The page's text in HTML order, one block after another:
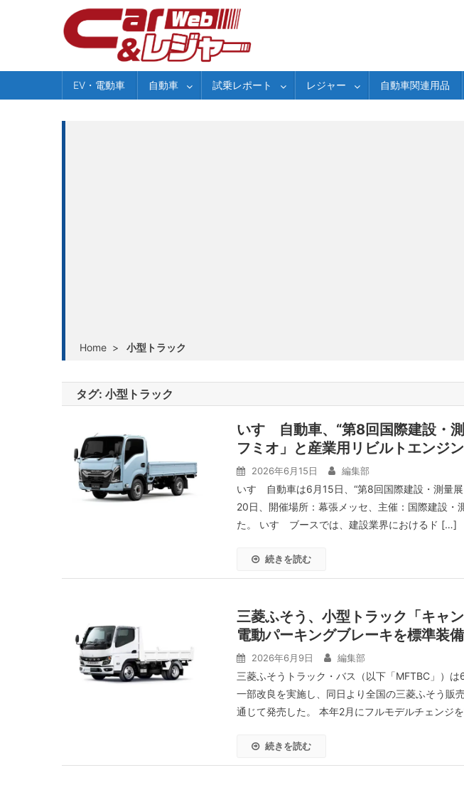
EV・電動車 自動車 試乗レポート レジャー 自動車関連用品
Home > 小型トラック
タグ: 小型トラック
いすゞ自動車、“第8回国際建設・
フミオ」と産業用リビルトエンジ
2026年6月15日 編集部
いすゞ自動車は6月15日、“第8回国際建設・測量
20日、開催場所：幕張メッセ、主催：国際建設・
た。 いすゞブースでは、建設業界におけるド […]
続きを読む
三菱ふそう、小型トラック「キャ
電動パーキングブレーキを標準装
2026年6月9日 編集部
三菱ふそうトラック・バス（以下「MFTBC」）
一部改良を実施し、同日より全国の三菱ふそう販
通じて発売した。 本年2月にフルモデルチェンジ
続きを読む